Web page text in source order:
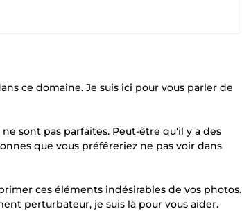
ce domaine. Je suis ici pour vous parler de
sont pas parfaites. Peut-être qu'il y a des
que vous préféreriez ne pas voir dans
ces éléments indésirables de vos photos.
perturbateur, je suis là pour vous aider.